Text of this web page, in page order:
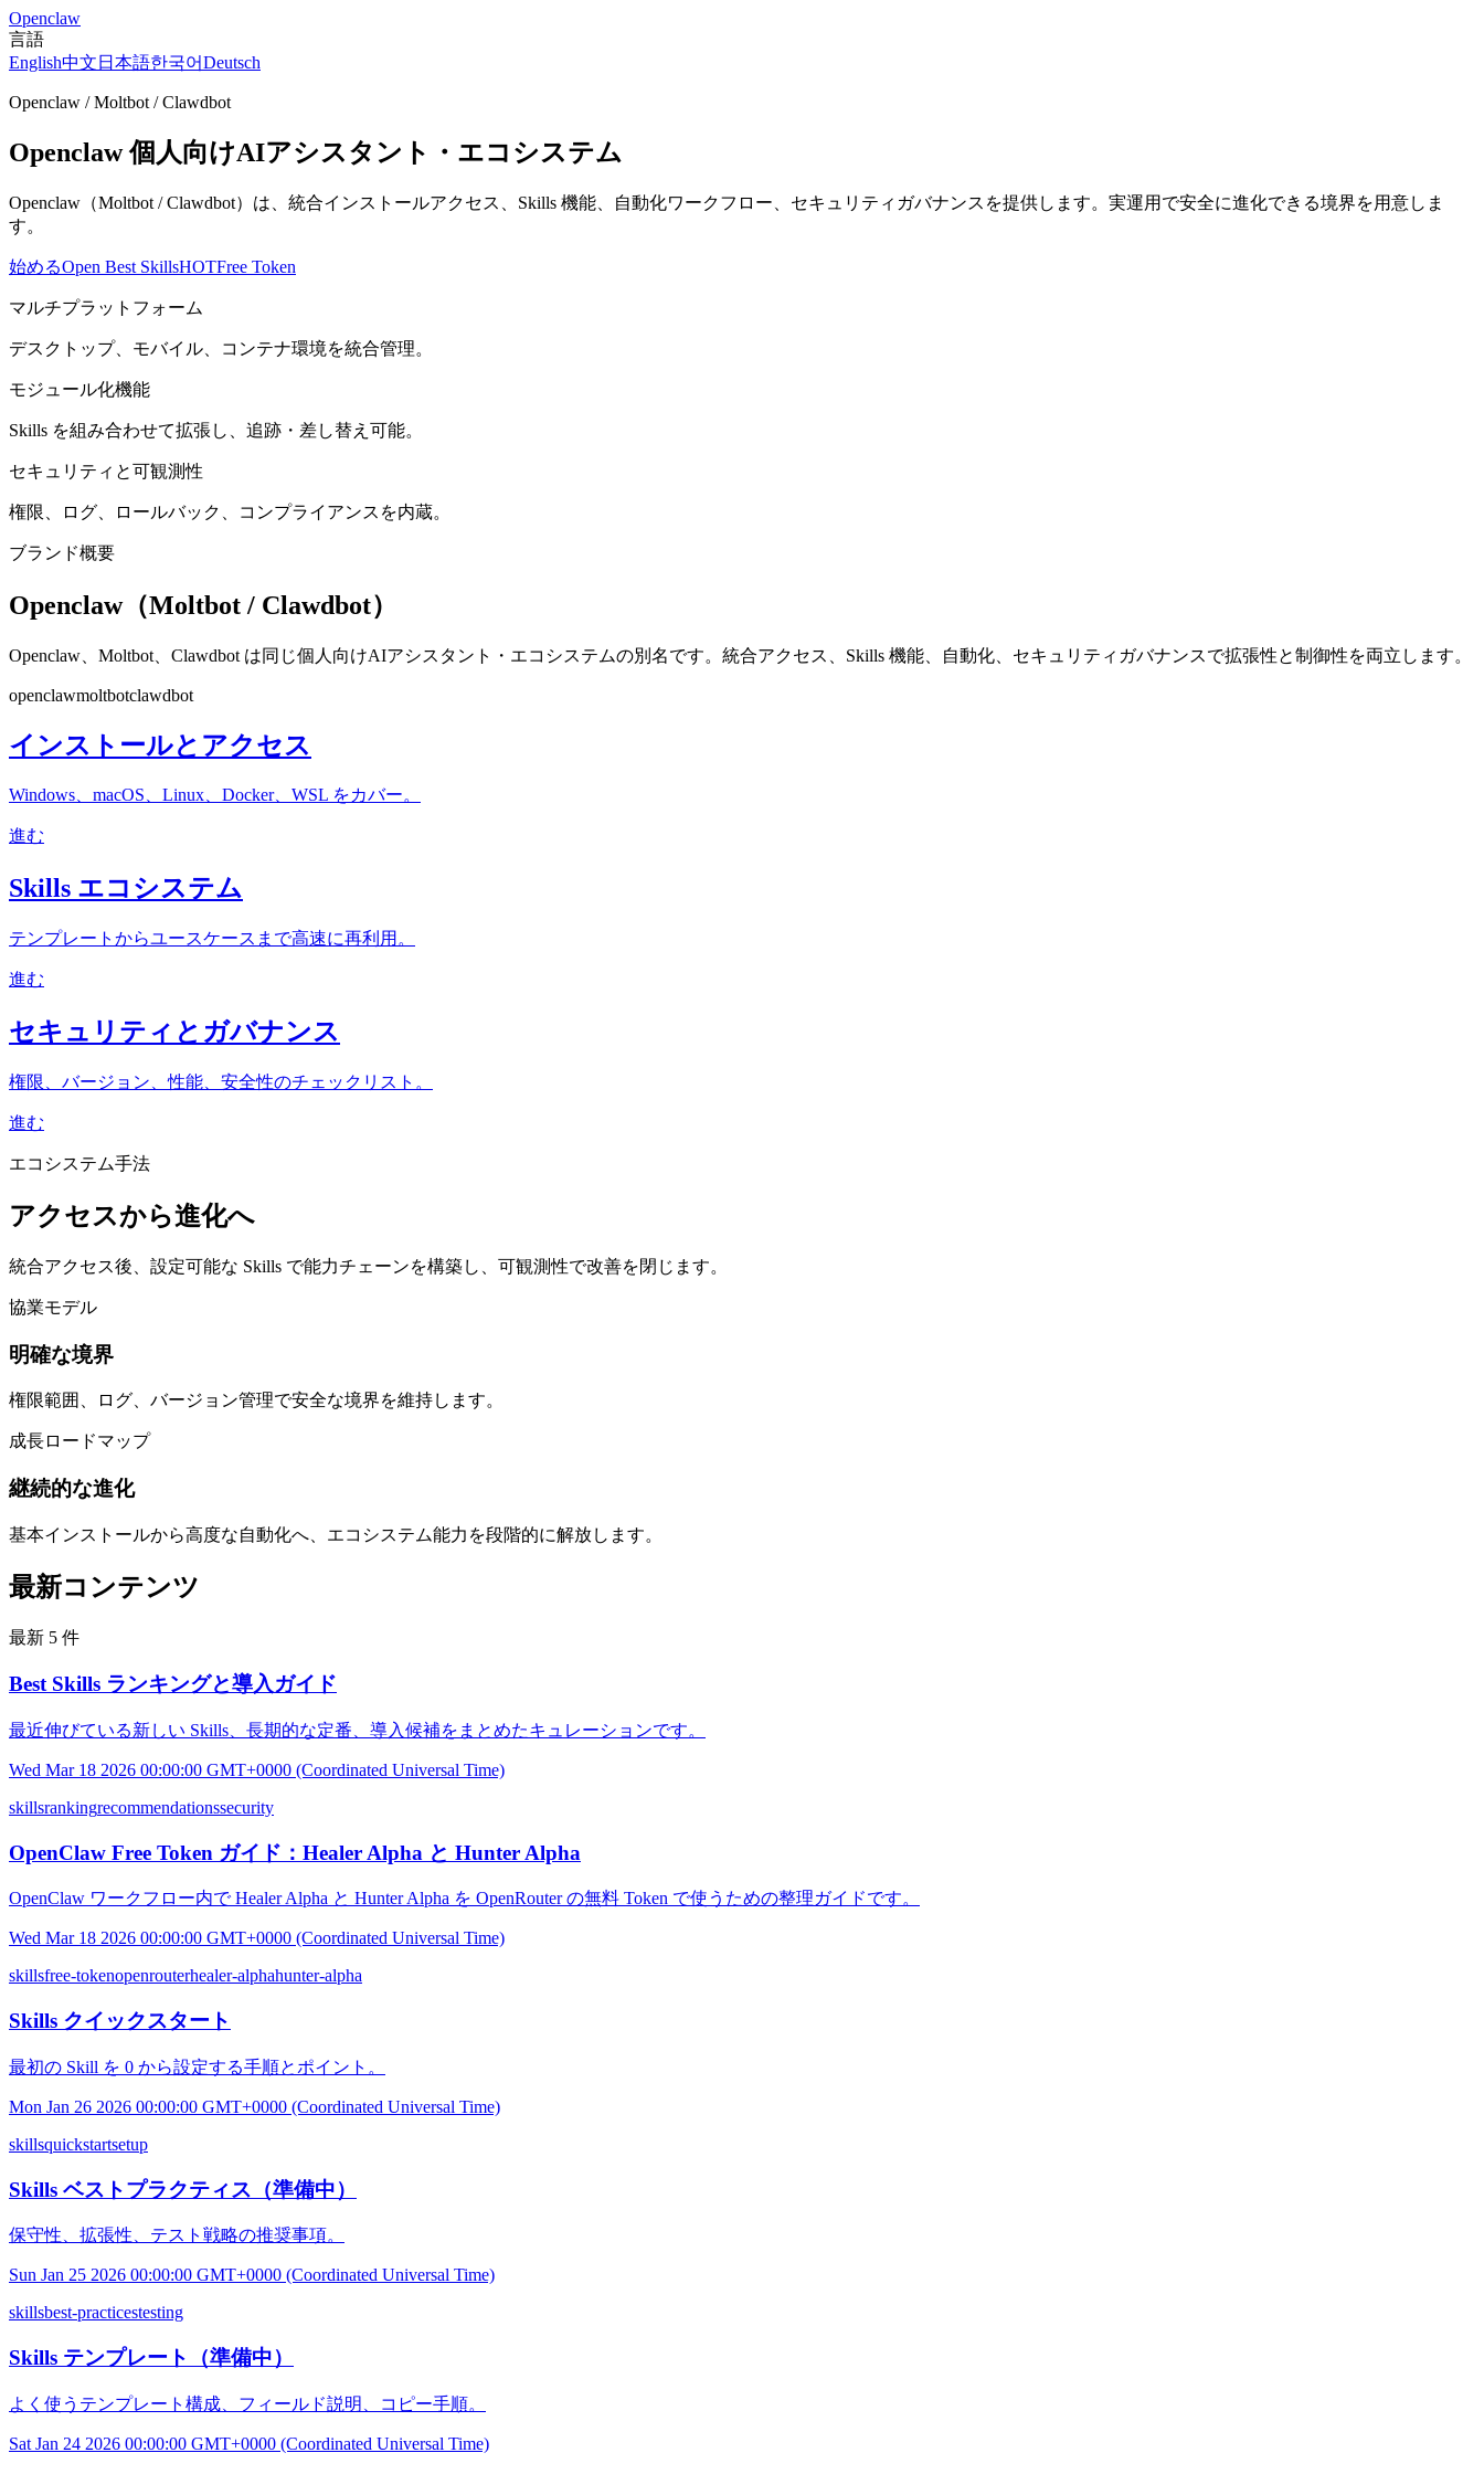
Openclaw
言語
English中文 日本語한국어Deutsch
Openclaw / Moltbot / Clawdbot
Openclaw 個人向けAIアシスタント・エコシステム
Openclaw（Moltbot / Clawdbot）は、統合インストールアクセス、Skills 機能、自動化ワークフロー、セキュリティガバナンスを提供します。実運用で安全に進化できる境界を用意しま
す。
始めるOpen Best SkillsHOTFree Token
マルチプラットフォーム
デスクトップ、モバイル、コンテナ環境を統合管理。
モジュール化機能
Skills を組み合わせて拡張し、追跡・差し替え可能。
セキュリティと可観測性
権限、ログ、ロールバック、コンプライアンスを内蔵。
ブランド概要
Openclaw（Moltbot / Clawdbot）
Openclaw、Moltbot、Clawdbot は同じ個人向けAIアシスタント・エコシステムの別名です。統合アクセス、Skills 機能、自動化、セキュリティガバナンスで拡張性と制御性を両立します。
openclawmoltbotclawdbot
インストールとアクセス
Windows、macOS、Linux、Docker、WSL をカバー。
進む
Skills エコシステム
テンプレートからユースケースまで高速に再利用。
進む
セキュリティとガバナンス
権限、バージョン、性能、安全性のチェックリスト。
進む
エコシステム手法
アクセスから進化へ
統合アクセス後、設定可能な Skills で能力チェーンを構築し、可観測性で改善を閉じます。
協業モデル
明確な境界
権限範囲、ログ、バージョン管理で安全な境界を維持します。
成長ロードマップ
継続的な進化
基本インストールから高度な自動化へ、エコシステム能力を段階的に解放します。
最新コンテンツ
最新 5 件
Best Skills ランキングと導入ガイド
最近伸びている新しい Skills、長期的な定番、導入候補をまとめたキュレーションです。
Wed Mar 18 2026 00:00:00 GMT+0000 (Coordinated Universal Time)
skillsrankingrecommendationssecurity
OpenClaw Free Token ガイド：Healer Alpha と Hunter Alpha
OpenClaw ワークフロー内で Healer Alpha と Hunter Alpha を OpenRouter の無料 Token で使うための整理ガイドです。
Wed Mar 18 2026 00:00:00 GMT+0000 (Coordinated Universal Time)
skillsfree-tokenopenrouterhealer-alphahunter-alpha
Skills クイックスタート
最初の Skill を 0 から設定する手順とポイント。
Mon Jan 26 2026 00:00:00 GMT+0000 (Coordinated Universal Time)
skillsquickstartsetup
Skills ベストプラクティス（準備中）
保守性、拡張性、テスト戦略の推奨事項。
Sun Jan 25 2026 00:00:00 GMT+0000 (Coordinated Universal Time)
skillsbest-practicestesting
Skills テンプレート（準備中）
よく使うテンプレート構成、フィールド説明、コピー手順。
Sat Jan 24 2026 00:00:00 GMT+0000 (Coordinated Universal Time)